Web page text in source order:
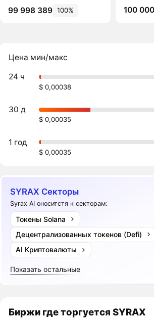
99 998 389 100%
100
Цена мин/макс
24 ч
$ 0,00038
30 д
$ 0,00035
1 год
$ 0,00035
SYRAX Секторы
Syrax AI оноситстя к секторам:
Токены Solana
Децентрализованных токенов (Defi)
AI Криптовалюты
Показать остальные
Биржи где торгуется SYRAX